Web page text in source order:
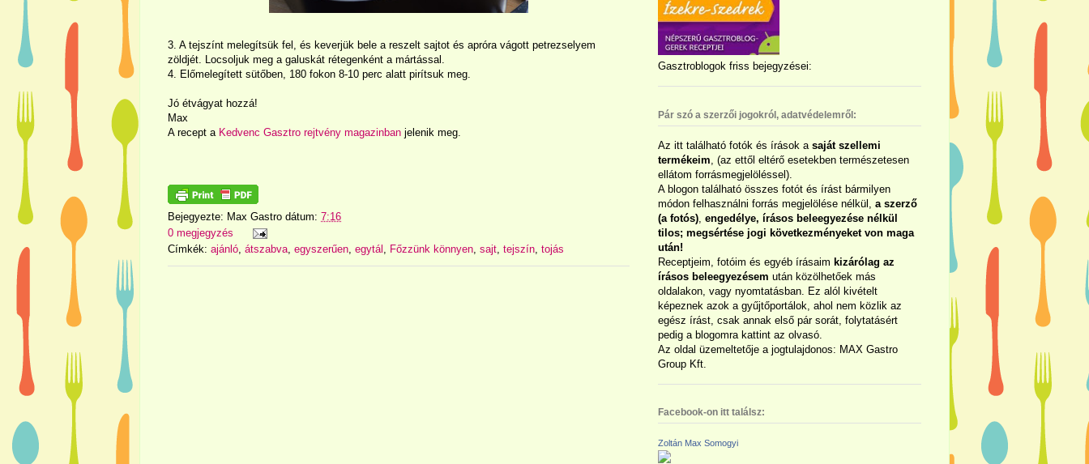
3. A tejszínt melegítsük fel, és keverjük bele a reszelt sajtot és apróra vágott petrezselyem
zöldjét. Locsoljuk meg a galuskát rétegenként a mártással.
4. Előmelegített sütőben, 180 fokon 8-10 perc alatt pirítsuk meg.
Jó étvágyat hozzá!
Max
A recept a Kedvenc Gasztro rejtvény magazinban jelenik meg.
Bejegyezte: Max Gastro dátum: 7:16
0 megjegyzés
Címkék: ajánló, átszabva, egyszerűen, egytál , Főzzünk könnyen, sajt, tejszín, tojás
Gasztroblogok friss bejegyzései:
Pár szó a szerzői jogokról, adatvédelemről:
Az itt található fotók és írások a saját szellemi
termékeim , (az ettől eltérő esetekben természetesen
ellátom forrásmegjelöléssel).
A blogon található összes fotót és írást bármilyen
módon felhasználni forrás megjelölése nélkül, a szerző
(a fotós) engedélye, írásos beleegyezése nélkül
tilos; megsértése jogi következményeket von maga
után!
Receptjeim, fotóim és egyéb írásaim kizárólag az
írásos beleegyezésem után közölhetőek más
oldalakon, vagy nyomtatásban. Ez alól kivételt
képeznek azok a gyűjtőportálok, ahol nem közlik az
egész írást, csak annak első pár sorát, folytatásért
pedig a blogomra kattint az olvasó.
Az oldal üzemeltetője a jogtulajdonos: MAX Gastro
Group Kft.
Facebook-on itt találsz:
Zoltán Max Somogyi